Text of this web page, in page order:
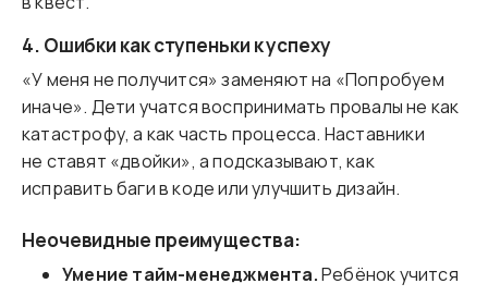
4. Ошибки как ступеньки к успеху
«У меня не получится» заменяют на «Попробуем
иначе». Дети учатся воспринимать провалы не как
катастрофу, а как часть процесса. Наставники
не ставят «двойки», а подсказывают, как
исправить баги в коде или улучшить дизайн.
Неочевидные преимущества:
Умение тайм-менеджмента.Ребёнок учится